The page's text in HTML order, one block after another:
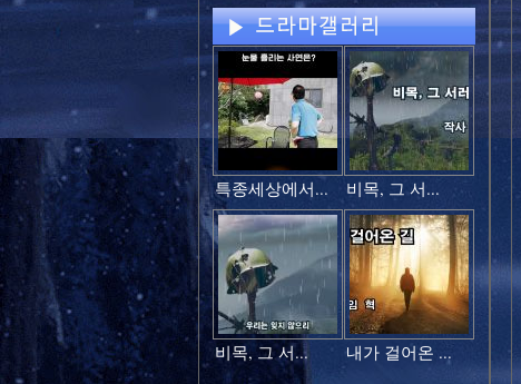
특종세상에서... 비목, 그 서...
비목, 그 서... 내가 걸어온 ...